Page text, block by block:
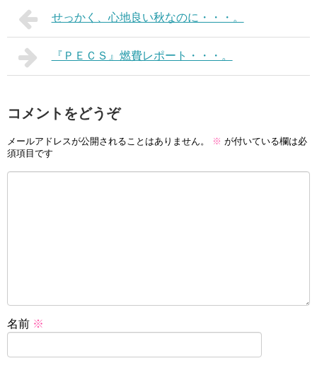
せっかく、心地良い秋なのに・・・。
『ＰＥＣＳ』燃費レポート・・・。
コメントをどうぞ
メールアドレスが公開されることはありません。 ※ が付いている欄は必
須項目です
名前 ※